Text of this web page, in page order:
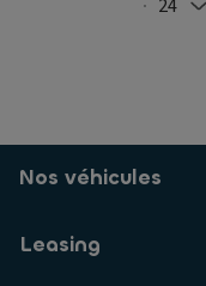
24
Nos véhicules
Leasing